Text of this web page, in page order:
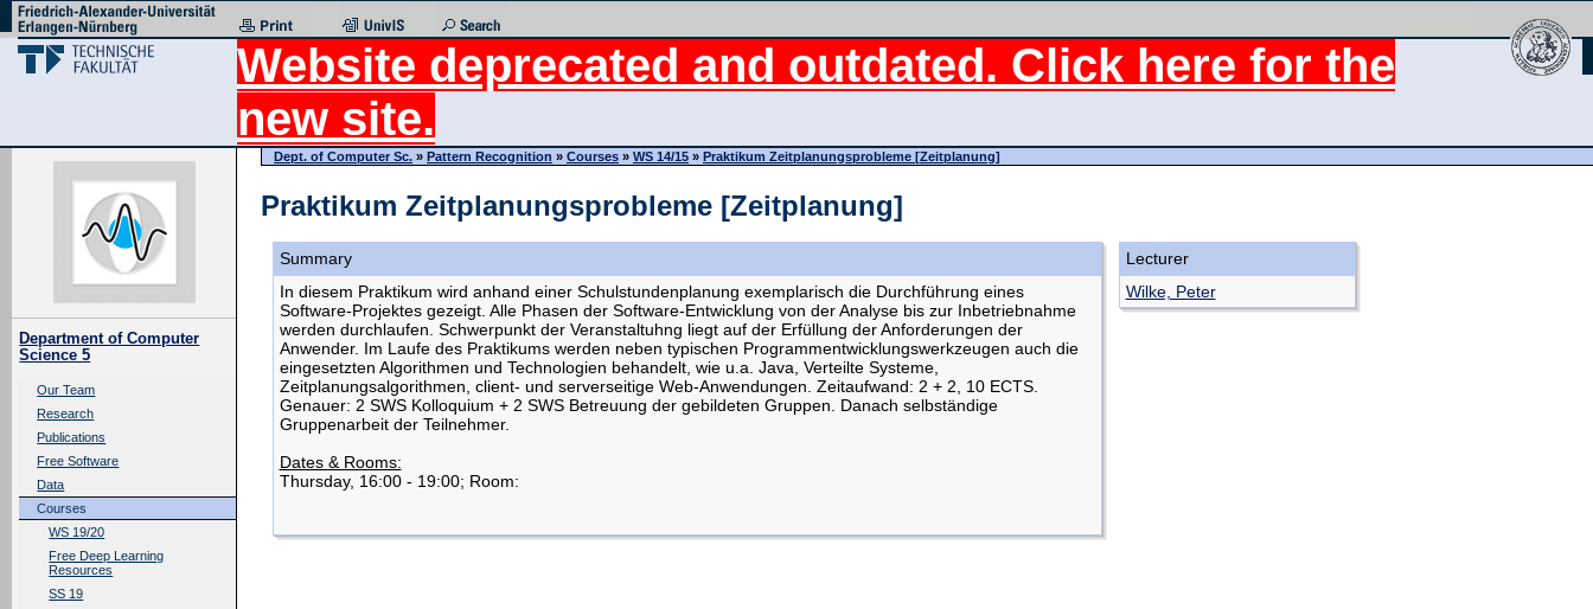
Website deprecated and outdated. Click here for the
new site.
Department of Computer
Science 5
Our Team
Research
Publications
Free Software
Data
Courses
WS 19/20
Free Deep Learning
Resources
SS 19
Dept. of Computer Sc. » Pattern Recognition » Courses » WS 14/15 » Praktikum Zeitplanungsprobleme [Zeitplanung]
Praktikum Zeitplanungsprobleme [Zeitplanung]
Summary
In diesem Praktikum wird anhand einer Schulstundenplanung exemplarisch die Durchführung eines
Software-Projektes gezeigt. Alle Phasen der Software-Entwicklung von der Analyse bis zur Inbetriebnahme
werden durchlaufen. Schwerpunkt der Veranstaltuhng liegt auf der Erfüllung der Anforderungen der
Anwender. Im Laufe des Praktikums werden neben typischen Programmentwicklungswerkzeugen auch die
eingesetzten Algorithmen und Technologien behandelt, wie u.a. Java, Verteilte Systeme,
Zeitplanungsalgorithmen, client- und serverseitige Web-Anwendungen. Zeitaufwand: 2 + 2, 10 ECTS.
Genauer: 2 SWS Kolloquium + 2 SWS Betreuung der gebildeten Gruppen. Danach selbständige
Gruppenarbeit der Teilnehmer.
Dates & Rooms:
Thursday, 16:00 - 19:00; Room:
Lecturer
Wilke, Peter